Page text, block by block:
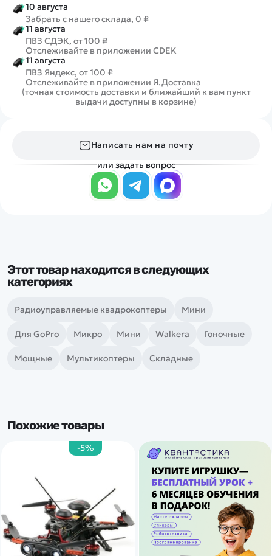
10 августа
Забрать с нашего склада, 0 ₽
11 августа
ПВЗ СДЭК, от 100 ₽
Отслеживайте в приложении CDEK
11 августа
ПВЗ Яндекс, от 100 ₽
Отслеживайте в приложении Я.Доставка
(точная стоимость доставки и ближайший к вам пункт
выдачи доступны в корзине)
Написать нам на почту
или задать вопрос
Этот товар находится в следующих
категориях
Радиоуправляемые квадрокоптеры Мини
Для GoPro Микро Мини Walkera Гоночные
Мощные Мультикоптеры Складные
Похожие товары
-5%